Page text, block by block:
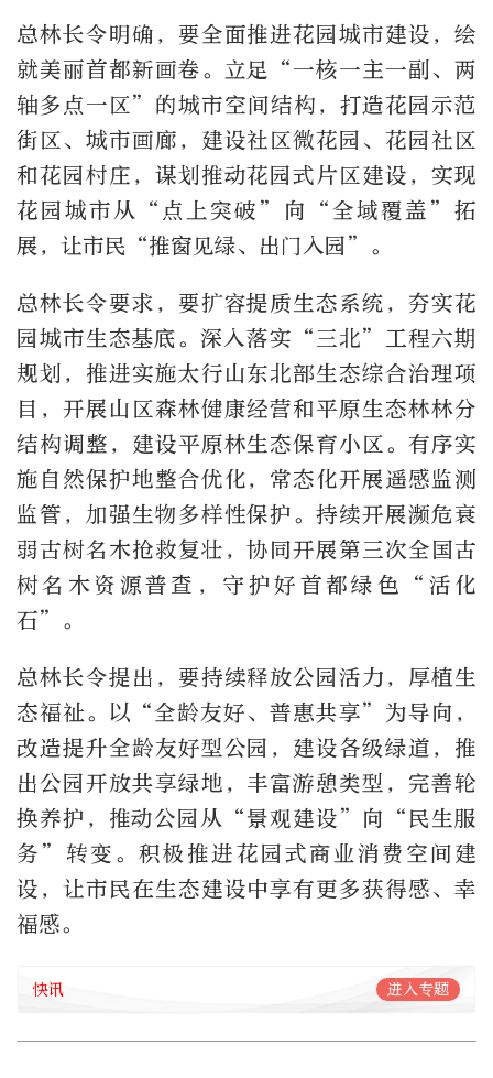
总林长令明确，要全面推进花园城市建设，绘
就美丽首都新画卷。立足“一核一主一副、两
轴多点一区”的城市空间结构，打造花园示范
街区、城市画廊，建设社区微花园、花园社区
和花园村庄，谋划推动花园式片区建设，实现
花园城市从“点上突破”向“全域覆盖”拓
展，让市民“推窗见绿、出门入园”。
总林长令要求，要扩容提质生态系统，夯实花
园城市生态基底。深入落实“三北”工程六期
规划，推进实施太行山东北部生态综合治理项
目，开展山区森林健康经营和平原生态林林分
结构调整，建设平原林生态保育小区。有序实
施自然保护地整合优化，常态化开展遥感监测
监管，加强生物多样性保护。持续开展濒危衰
弱古树名木抢救复壮，协同开展第三次全国古
树名木资源普查，守护好首都绿色“活化
石”。
总林长令提出，要持续释放公园活力，厚植生
态福祉。以“全龄友好、普惠共享”为导向，
改造提升全龄友好型公园，建设各级绿道，推
出公园开放共享绿地，丰富游憩类型，完善轮
换养护，推动公园从“景观建设”向“民生服
务”转变。积极推进花园式商业消费空间建
设，让市民在生态建设中享有更多获得感、幸
福感。
快讯 进入专题